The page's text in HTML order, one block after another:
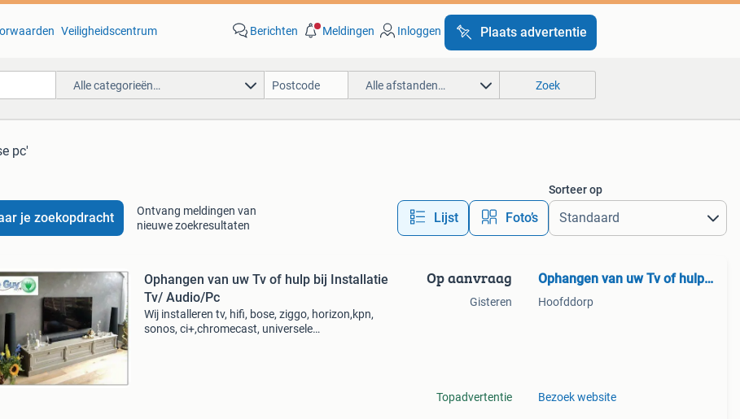
Veiligheidscentrum Berichten Meldingen Inloggen Plaats advertentie
Alle categorieën… Alle afstanden… Zoek
pc'
je zoekopdracht
Ontvang meldingen van
nieuwe zoekresultaten
Lijst Foto’s
Sorteer op
Ophangen van uw Tv of hulp bij Installatie
Tv/ Audio/Pc
Wij installeren tv, hifi, bose, ziggo, horizon,kpn,
sonos, ci+,chromecast, universele
Op aanvraag
Gisteren
Topadvertentie
Ophangen van uw Tv of hulp bij Installatie Tv/ Audio.
Hoofddorp
Bezoek website